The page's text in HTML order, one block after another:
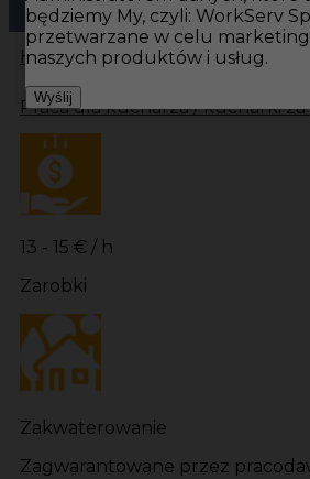
Hotistin Oferty pracyKuchnia
Praca dla kucharza / kucharki za
13 - 15 € / h
Zarobki
Zakwaterowanie
Zagwarantowane przez
będziemy My, czyli: WorkServ
przetwarzane w celu
naszych produktów i usług.
Wyślij